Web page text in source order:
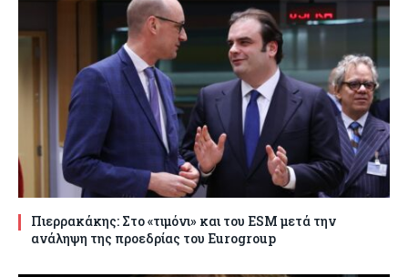
Πιερρακάκης: Στο «τιμόνι» και του ESM μετά την
ανάληψη της προεδρίας του Eurogroup